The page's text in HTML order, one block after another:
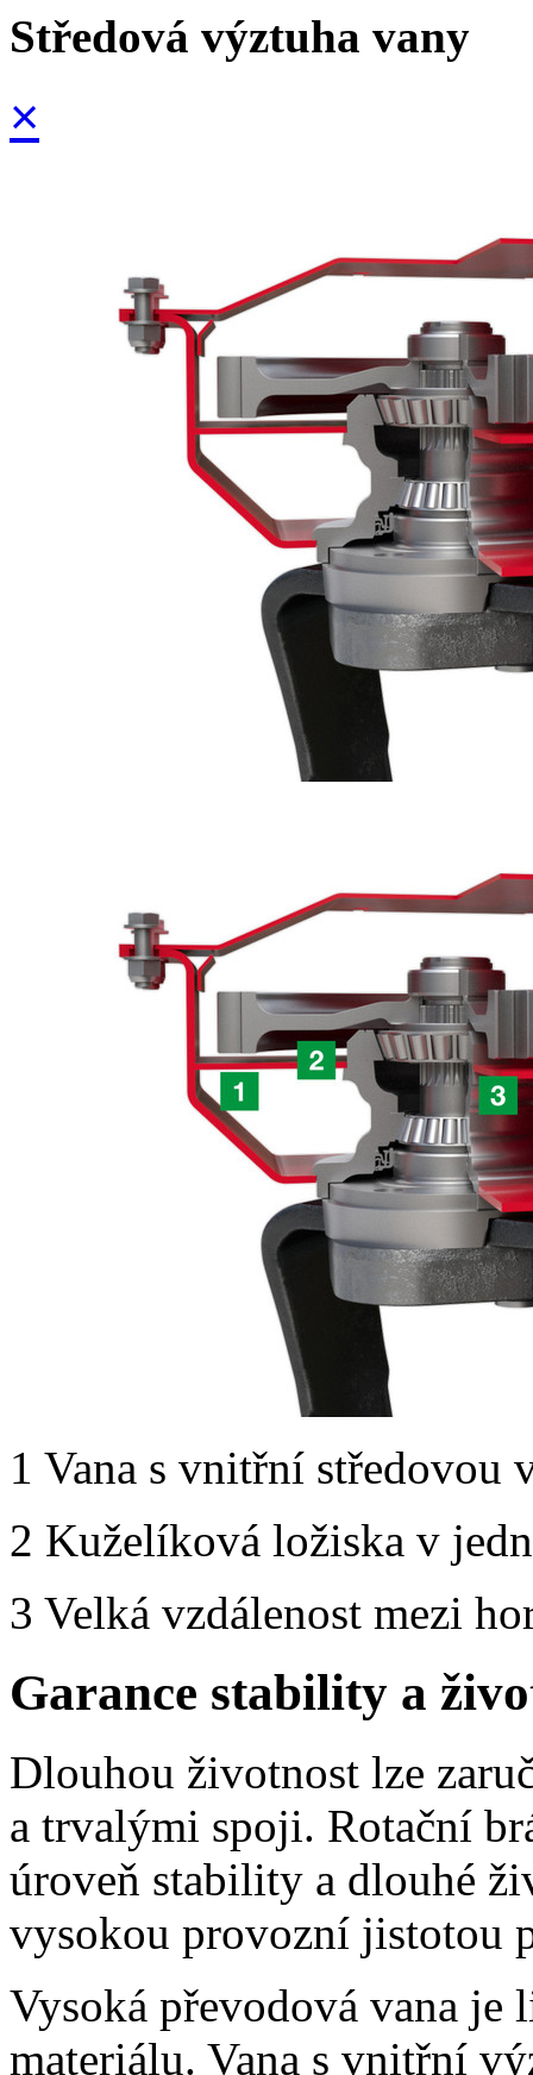
Středová výztuha vany
×
1 Vana s vnitřní středovou
2 Kuželíková ložiska v
3 Velká vzdálenost mezi
Garance stability a
Dlouhou životnost lze
a trvalými spoji. Rotační
úroveň stability a dlouhé
vysokou provozní jistotou
Vysoká převodová vana je
materiálu. Vana s vnitřní